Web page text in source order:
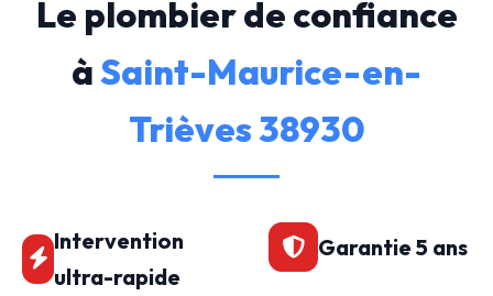
Le plombier de confiance
àSaint-Maurice-en-
Trièves 38930
Intervention
ultra-rapide
Garantie 5 ans